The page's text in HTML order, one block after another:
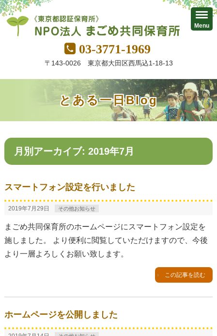
03-3771-1969
〒143-0026 東京都大田区西馬込1-18-13
とある一日Blog
月別アーカイブ: 2019年7月
スマートフォン設定を行いました
2019年7月29日 その他お知らせ
まごめ共同保育所のホームページにスマートフォン設定を
施しました。 より便利に閲覧していただけますので、今後
より一層よろしくお願い致します。
この記事を読む
ホームページを公開しました
Menu